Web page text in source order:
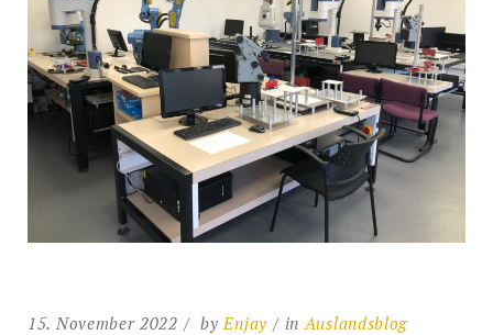
15. November 2022 by Enjay in Auslandsblog